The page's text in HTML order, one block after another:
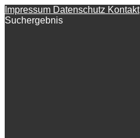
Impressum Datenschutz Kontakt
Suchergebnis